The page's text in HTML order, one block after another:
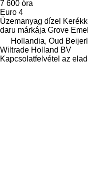
7 600 óra
Euro 4
Üzemanyag dízel
daru márkája Grove
Hollandia, Oud
Wiltrade Holland BV
Kapcsolatfelvétel az